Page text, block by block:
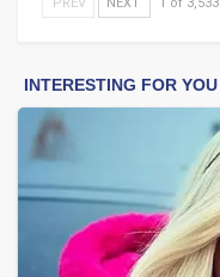
PREV NEXT 1 of 3,533